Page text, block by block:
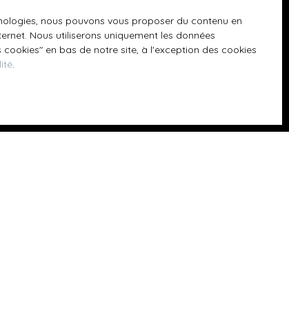
notre
nous pouvons vous proposer du contenu en
Nous utiliserons uniquement les données
en bas de notre site, à l'exception des cookies
.